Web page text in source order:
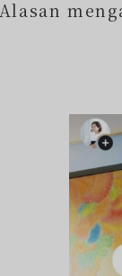
Alasan